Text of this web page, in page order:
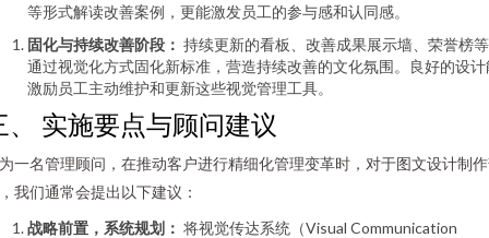
等形式解读改善案例，更能激发员工的参与感和认同感。
固化与持续改善阶段： 持续更新的看板、改善成果展示墙、荣誉榜
通过视觉化方式固化新标准，营造持续改善的文化氛围。良好的设计
激励员工主动维护和更新这些视觉管理工具。
、 实施要点与顾问建议
一名管理顾问，在推动客户进行精细化管理变革时，对于图文设计制
我们通常会提出以下建议：
战略前置，系统规划： 将视觉传达系统（Visual Communication